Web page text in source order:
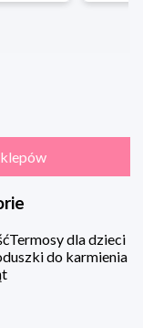
Termosy dla dzieci
do karmienia